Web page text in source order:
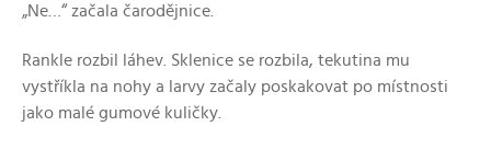
„Ne…“ začala čarodějnice.
Rankle rozbil láhev. Sklenice se rozbila, tekutina mu
vystříkla na nohy a larvy začaly poskakovat po místnosti
jako malé gumové kuličky.